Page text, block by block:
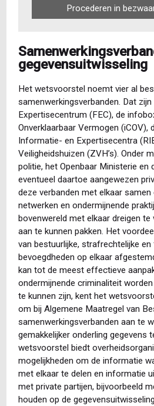
Procederen in
gegevensuitwisseling
Het wetsvoorstel noemt vier al
samenwerkingsverbanden. Dat
Expertisecentrum (FEC), de
Onverklaarbaar Vermogen (iCOV),
Informatie- en Expertisecentra
Veiligheidshuizen (ZVH’s). Onder
politie, het Openbaar Ministerie en
eventueel daartoe aangewezen
deze verbanden met elkaar
netwerken en ondermijnende
bovenwereld met elkaar dreigen te
aan te kunnen pakken. Het
van bestuurlijke, strafrechtelijke en
bevoegdheden op elkaar
kan tot de meest effectieve
ondermijnende criminaliteit
te kunnen zijn, kent het
om bij Algemene Maatregel van
samenwerkingsverbanden aan te
gemakkelijker onderling gegevens
wetsvoorstel biedt
mogelijkheden om de informatie
met elkaar te delen en informatie
met private partijen, bijvoorbeeld
houden op de